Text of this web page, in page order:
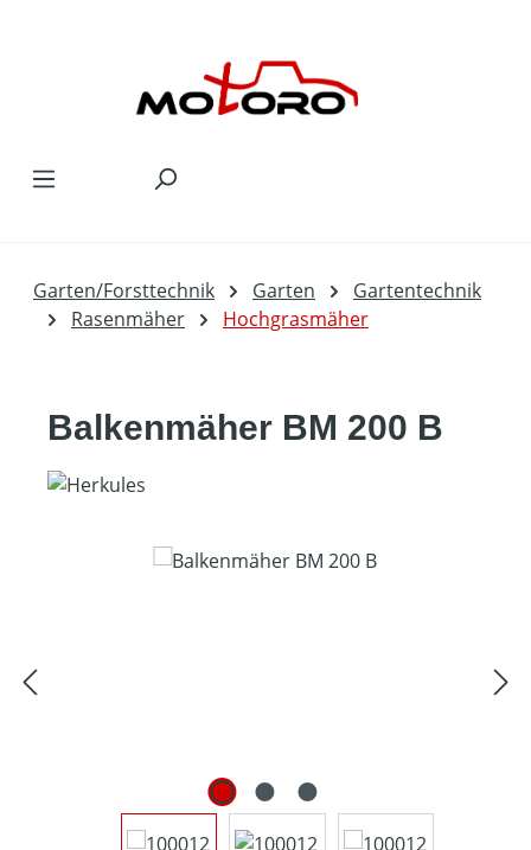
Garten/Forsttechnik Garten
Gartentechnik
Rasenmäher
Hochgrasmäher
Balkenmäher BM 200 B
Bildergalerie überspringen